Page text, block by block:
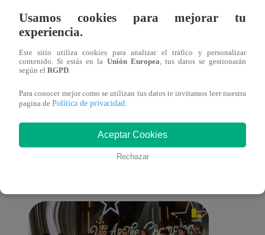
COMPLETO: Sábado 13 de enero |
LATINA
final
También te puede
interesar
Usamos cookies para mejorar tu
experiencia.
Este sitio utiliza cookies para analizar el tráfico y personalizar
contenido. Si estás en la Unión Europea , tus datos se gestionarán
según el RGPD
Para conocer mejor como se utilizan tus datos te invitamos leer nuestra
pagina de Política de privacidad
Aceptar Cookies
Rechazar